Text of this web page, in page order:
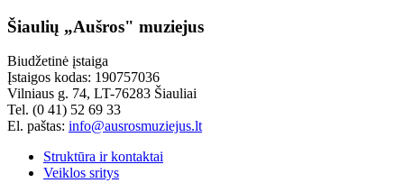
Šiaulių „Aušros" muziejus
Biudžetinė įstaiga
Įstaigos kodas: 190757036
Vilniaus g. 74, LT-76283 Šiauliai
Tel. (0 41) 52 69 33
El. paštas: info@ausrosmuziejus.lt
Struktūra ir kontaktai
Veiklos sritys